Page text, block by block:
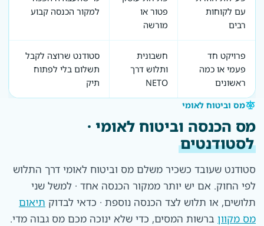
עם לקוחות
רבים
פטור או
מורשה
למקור הכנסה קבוע
פרויקט חד
פעמי או כמה
ראשונים
חשבונית
ותלוש דרך
NETO
סטודנט שרוצה לקבל
תשלום בלי לפתוח
תיק
מס וביטוח לאומי
מס הכנסה וביטוח לאומי ·
לסטודנטים
סטודנט שעובד כשכיר משלם מס וביטוח לאומי דרך התלוש
לפי החוק. אם יש יותר ממקור הכנסה אחד · למשל שני
תלושים, או תלוש לצד הכנסה נוספת · כדאי לבדוק תיאום
מס מקוון ברשות המסים, כדי שלא ינוכה מכם מס גבוה מדי.